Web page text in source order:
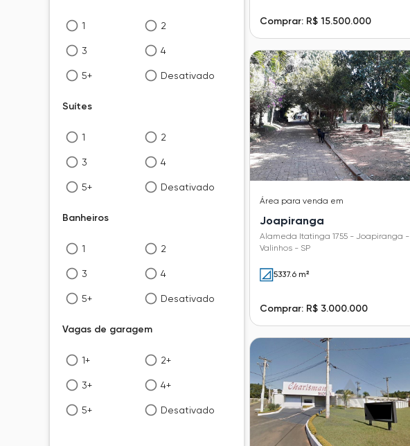
1 2
3 4
5+ Desativado
Suítes
1 2
3 4
5+ Desativado
Banheiros
1 2
3 4
5+ Desativado
Vagas de garagem
1+ 2+
3+ 4+
5+ Desativado
Comprar: R$ 15.500.000
Área para venda em
Joapiranga
Alameda Itatinga 1755 - Joapiranga -
Valinhos - SP
5337.6 m²
Comprar: R$ 3.000.000